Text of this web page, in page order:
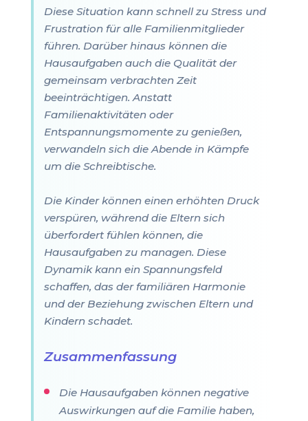
Diese Situation kann schnell zu Stress und
Frustration für alle Familienmitglieder
führen. Darüber hinaus können die
Hausaufgaben auch die Qualität der
gemeinsam verbrachten Zeit
beeinträchtigen. Anstatt
Familienaktivitäten oder
Entspannungsmomente zu genießen,
verwandeln sich die Abende in Kämpfe
um die Schreibtische.
Die Kinder können einen erhöhten Druck
verspüren, während die Eltern sich
überfordert fühlen können, die
Hausaufgaben zu managen. Diese
Dynamik kann ein Spannungsfeld
schaffen, das der familiären Harmonie
und der Beziehung zwischen Eltern und
Kindern schadet.
Zusammenfassung
Die Hausaufgaben können negative
Auswirkungen auf die Familie haben,